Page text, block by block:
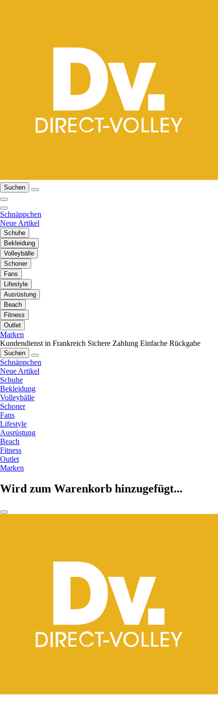
Suchen
Schnäppchen
Neue Artikel
Schuhe
Bekleidung
Volleybälle
Schoner
Fans
Lifestyle
Ausrüstung
Beach
Fitness
Outlet
Marken
Kundendienst in Frankreich Sichere Zahlung Einfache Rückgabe
Suchen
Schnäppchen
Neue Artikel
Schuhe
Bekleidung
Volleybälle
Schoner
Fans
Lifestyle
Ausrüstung
Beach
Fitness
Outlet
Marken
Wird zum Warenkorb hinzugefügt...